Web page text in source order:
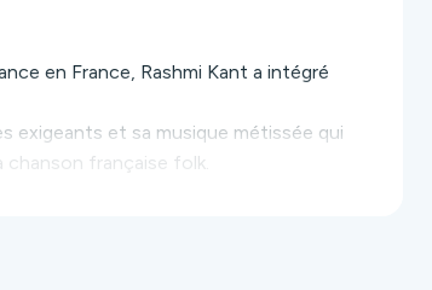
en France, Rashmi Kant a intégré
exigeants et sa musique métissée qui
française folk.